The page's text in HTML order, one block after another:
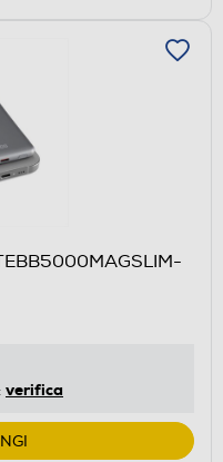
verifica